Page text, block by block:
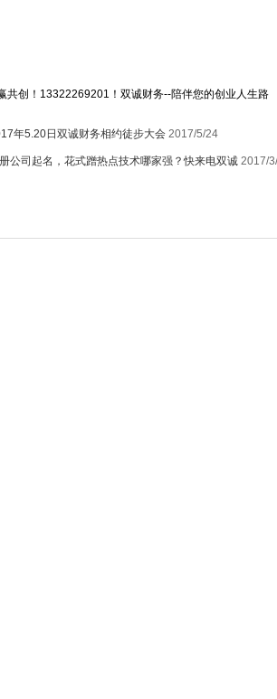
共创！13322269201！双诚财务--陪伴您的创业人生路
年5.20日双诚财务相约徒步大会 2017/5/24
公司起名，花式蹭热点技术哪家强？快来电双诚 2017/